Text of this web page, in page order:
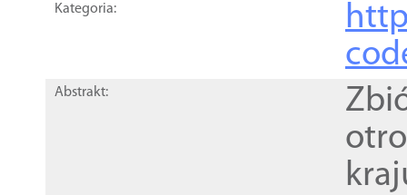
Kategoria:
Abstrakt: